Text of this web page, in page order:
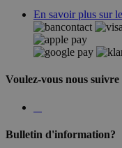
En savoir plus sur
Voulez-vous nous suivre
Bulletin d'information?